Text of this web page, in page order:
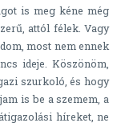
is meg kéne még
attól félek. Vagy
most nem ennek
ideje. Köszönöm,
szurkoló, és hogy
is be a szemem, a
híreket, ne